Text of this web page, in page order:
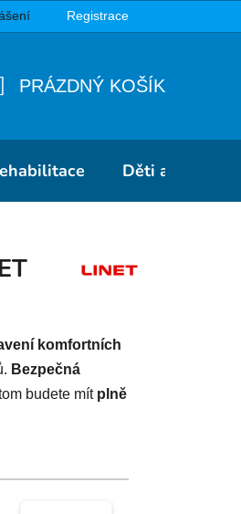
Registrace
PRÁZDNÝ KOŠÍK
Děti a školky
komfortních
Bezpečná
budete mít plně